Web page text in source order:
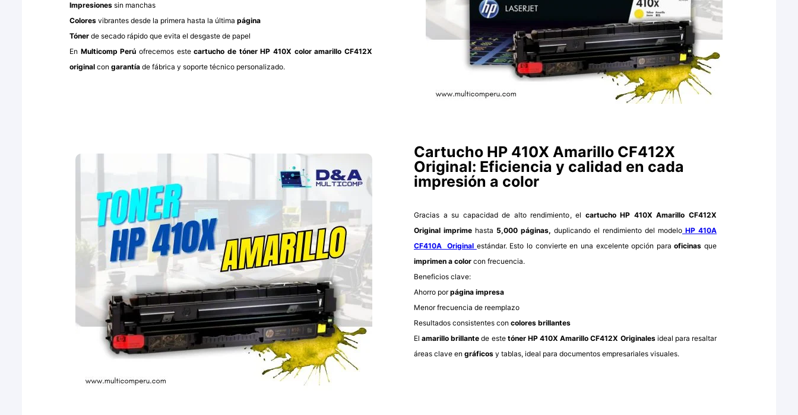
Impresiones sin manchas
Colores vibrantes desde la primera hasta la última página
Tóner de secado rápido que evita el desgaste de papel
En Multicomp Perú ofrecemos estecartucho de tóner HP 410X color amarillo CF412X
original con garantía de fábrica y soporte técnico personalizado.
Cartucho HP 410X Amarillo CF412X
Original: Eficiencia y calidad en cada
impresión a color
Gracias a su capacidad de alto rendimiento, el cartucho HP 410X Amarillo CF412X
Original imprime hasta 5,000 páginas, duplicando el rendimiento del modelo HP 410A
CF410A Original estándar. Esto lo convierte en una excelente opción paraoficinas que
imprimen a color con frecuencia.
Beneficios clave:
Ahorro porpágina impresa
Menor frecuencia de reemplazo
Resultados consistentes con colores brillantes
Elamarillo brillante de este tóner HP 410X Amarillo CF412X Originalesideal para resaltar
áreas clave en gráficos y tablas, ideal para documentos empresariales visuales.